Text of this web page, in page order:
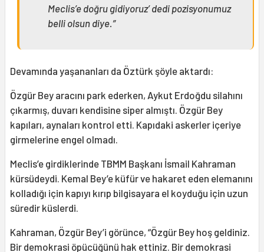
Meclis’e doğru gidiyoruz’ dedi pozisyonumuz
belli olsun diye.”
Devamında yaşananları da Öztürk şöyle aktardı:
Özgür Bey aracını park ederken, Aykut Erdoğdu silahını
çıkarmış, duvarı kendisine siper almıştı. Özgür Bey
kapıları, aynaları kontrol etti. Kapıdaki askerler içeriye
girmelerine engel olmadı.
Meclis’e girdiklerinde TBMM Başkanı İsmail Kahraman
kürsüdeydi. Kemal Bey’e küfür ve hakaret eden elemanını
kolladığı için kapıyı kırıp bilgisayara el koyduğu için uzun
süredir küslerdi.
Kahraman, Özgür Bey’i görünce, “Özgür Bey hoş geldiniz.
Bir demokrasi öpücüğünü hak ettiniz. Bir demokrasi